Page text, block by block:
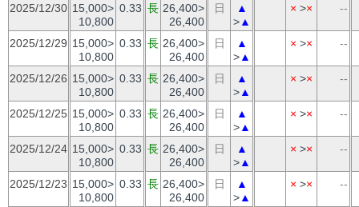
2025/12/30 15,000>
10,800
0.33 長 26,400>
26,400
日
▲
>▲
× >× --
2025/12/29 15,000>
10,800
0.33 長 26,400>
26,400
日
▲
>▲
× >× --
2025/12/26 15,000>
10,800
0.33 長 26,400>
26,400
日
▲
>▲
× >× --
2025/12/25 15,000>
10,800
0.33 長 26,400>
26,400
日
▲
>▲
× >× --
2025/12/24 15,000>
10,800
0.33 長 26,400>
26,400
日
▲
>▲
× >× --
2025/12/23 15,000>
10,800
0.33 長 26,400>
26,400
日
▲
>▲
× >× --